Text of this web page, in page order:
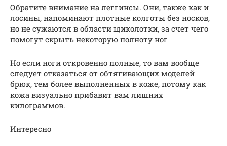
Обратите внимание на леггинсы. Они, также как и
лосины, напоминают плотные колготы без носков,
но не сужаются в области щиколотки, за счет чего
помогут скрыть некоторую полноту ног
Но если ноги откровенно полные, то вам вообще
следует отказаться от обтягивающих моделей
брюк, тем более выполненных в коже, потому как
кожа визуально прибавит вам лишних
килограммов.
Интересно